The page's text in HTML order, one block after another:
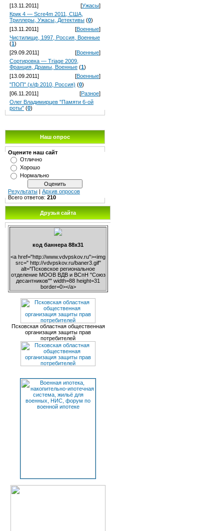
[13.11.2011]
[Ужасы]
Крик 4 — Scre4m 2011, США,
Триллеры, Ужасы, Детективы (0)
[13.11.2011]
[Военные]
Чистилище, 1997, Россия, Военные
(1)
[29.09.2011]
[Военные]
Сортировка — Triage 2009,
Франция, Драмы, Военные (1)
[13.09.2011]
[Военные]
"ПОП" (х/ф 2010, Россия) (0)
[06.11.2011]
[Разное]
Олег Владимирцев "Памяти 6-ой
роты" (0)
Наш опрос
Оцените наш сайт
Отлично
Хорошо
Нормально
Результаты | Архив опросов
Всего ответов: 210
Друзья сайта
код баннера 88х31
<a href="http://www.vdvpskov.ru"><img
src=" http://vdvpskov.ru/baner3.gif"
alt="Псковское региональное
отделение МООВ ВДВ и ВСпН "Союз
десантников"" width=88 height=31
border=0></a>
Псковская областная общественная
организация защиты прав
потребителей